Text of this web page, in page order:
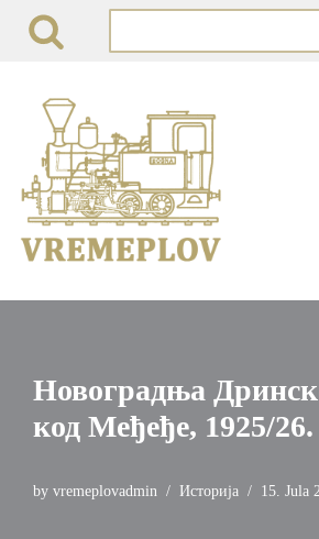
content
Новоградња
код Међеђе, 1925/26.
by vremeplovadmin Историја 15. Jula